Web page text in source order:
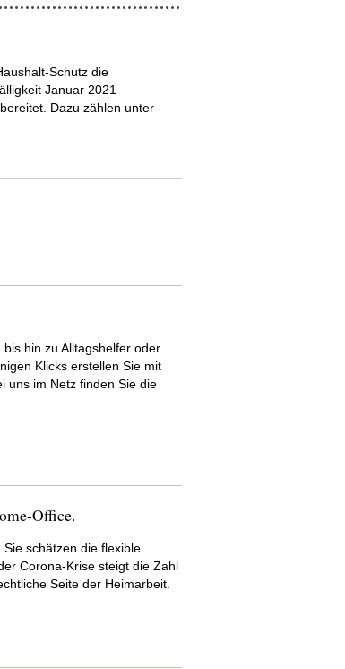
Schutz die
Januar 2021
Dazu zählen unter
hin zu Alltagshelfer oder
Klicks erstellen Sie mit
uns im Netz finden Sie die
Office.
schätzen die flexible
Corona-Krise steigt die Zahl
Seite der Heimarbeit.